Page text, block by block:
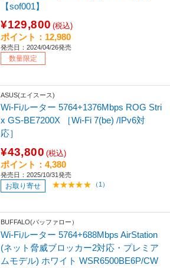
【sof001】
¥129,800 (税込)
ポイント：12,980
発売日：2024/04/26発売
数量限定
ASUS(エイスース)
Wi-Fiルーター 5764+1376Mbps ROG Stri
x GS-BE7200X ［Wi-Fi 7(be) /IPv6対
応］
¥43,800 (税込)
ポイント：4,380
発売日：2025/10/31発売
お取り寄せ （1）
BUFFALO(バッファロー）
Wi-Fiルーター 5764+688Mbps AirStation
(ネット脅威ブロッカー2対応・プレミア
ムモデル) ホワイト WSR6500BE6P/CW